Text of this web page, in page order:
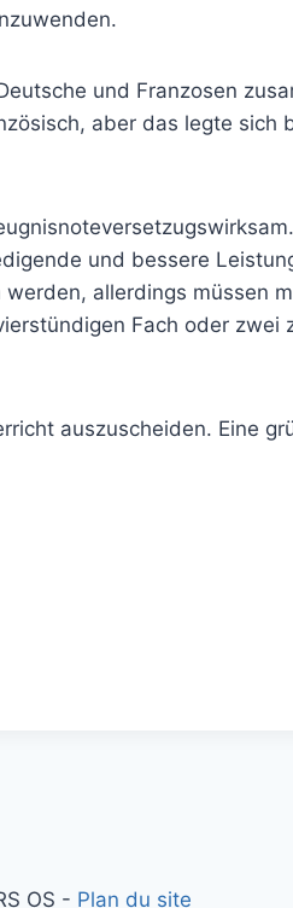
und Franzosen
aber das legte
und bessere
allerdings müssen
Fach oder zwei
auszuscheiden. Eine
OS - Plan du site